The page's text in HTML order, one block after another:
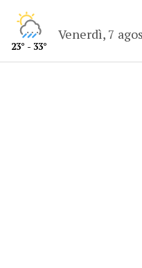
23° - 33°
Venerdì, 7